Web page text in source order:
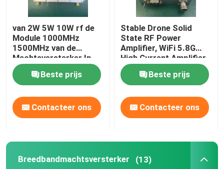
Kwaliteitscontrole
Contacteer ons
Vraag een offerte aan
rf-machtsversterker
Machtsversterker in vaste toestand
van 2W 5W 10W rf de
Module 1000MHz
1500MHz van de
Machtsversterker In
vaste toestand met
SMA Conncetor
Beste prijs
Contacteer ons
Stable Drone Solid
State RF Power
Amplifier, WiFi 5.8G
High Current Amplifier
Beste prijs
Contacteer ons
Breedbandmachtsversterker (13)